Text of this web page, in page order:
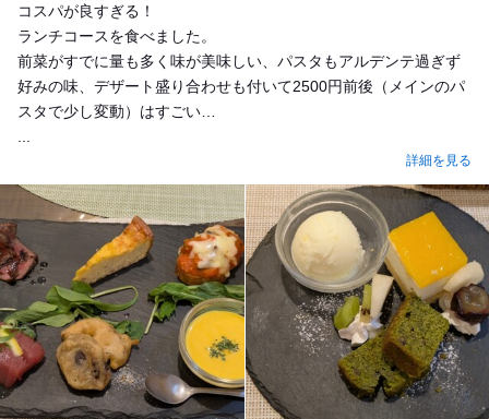
コスパが良すぎる！
ランチコースを食べました。
前菜がすでに量も多く味が美味しい、パスタもアルデンテ過ぎず
好みの味、デザート盛り合わせも付いて2500円前後（メインのパ
スタで少し変動）はすごい…
...
詳細を見る